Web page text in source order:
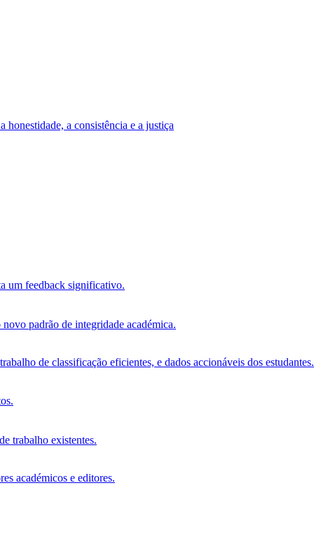
honestidade, a consistência e a justiça
um feedback significativo.
padrão de integridade académica.
de classificação eficientes, e dados accionáveis dos estudantes.
trabalho existentes.
académicos e editores.